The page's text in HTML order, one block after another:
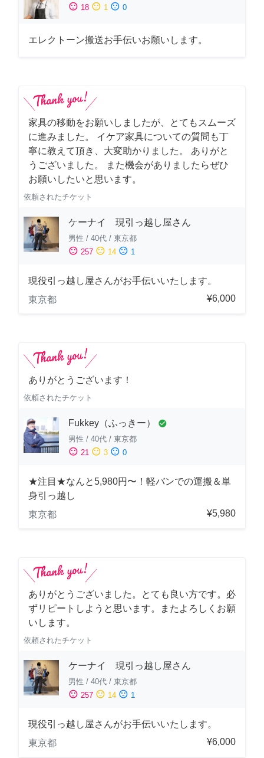
sentiment_satisfied 18 sentiment_neutral 1 sentiment_dissatisfied 0
エレクトーン搬送お手伝いお願いします。
家具の移動をお願いしましたが、とてもスムーズ
に進みました。 イケア家具についての質問も丁
寧に教えて頂き、大変助かりました。 ありがと
うございました。 また機会がありましたらぜひ
お願いしたいと思います。
依頼されたチケット
ケーナイ 現引っ越し屋さん
男性 / 40代 / 東京都
sentiment_satisfied 257 sentiment_neutral 14 sentiment_dissatisfied 1
現役引っ越し屋さんがお手伝いいたします。
東京都
¥6,000
ありがとうございます！
依頼されたチケット
Fukkey（ふっきー） check_circle
男性 / 40代 / 東京都
sentiment_satisfied 21 sentiment_neutral 3 sentiment_dissatisfied 0
★注目★なんと5,980円〜！軽バンでの運搬＆単
身引っ越し
東京都
¥5,980
ありがとうございました。とても良い方です。必
ずリピートしようと思います。またよろしくお願
いします。
依頼されたチケット
ケーナイ 現引っ越し屋さん
男性 / 40代 / 東京都
sentiment_satisfied 257 sentiment_neutral 14 sentiment_dissatisfied 1
現役引っ越し屋さんがお手伝いいたします。
東京都
¥6,000